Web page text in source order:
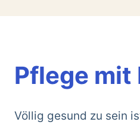
Pflege mit
Völlig gesund zu sein